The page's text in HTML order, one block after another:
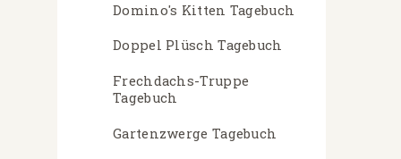
Domino's Kitten Tagebuch
Doppel Plüsch Tagebuch
Frechdachs-Truppe
Tagebuch
Gartenzwerge Tagebuch